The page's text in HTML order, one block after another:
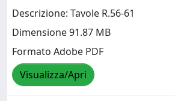
Descrizione: Tavole R.56-61
Dimensione 91.87 MB
Formato Adobe PDF
Visualizza/Apri